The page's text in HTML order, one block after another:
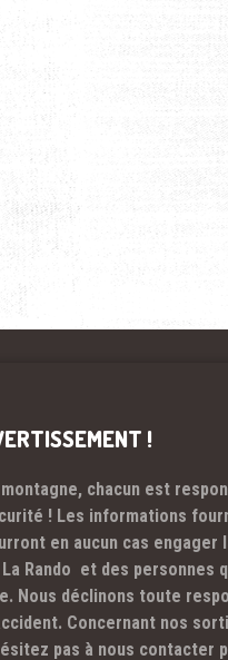
!
montagne, chacun est
! Les informations
en aucun cas engager
Rando et des personnes
Nous déclinons toute
Concernant nos
pas à nous contacter